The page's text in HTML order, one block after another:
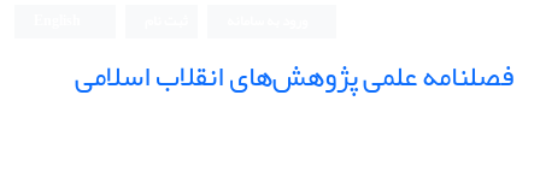
فصلنامه علمی پژوهش‌های انقلاب اسلامی